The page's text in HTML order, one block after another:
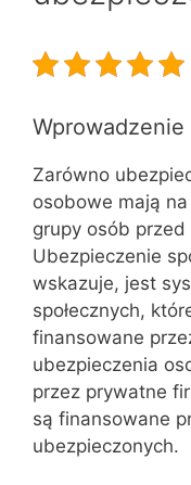
Wprowadzenie
Zarówno
osobowe mają
grupy osób
Ubezpieczenie
wskazuje, jest
społecznych,
finansowane
ubezpieczenia
przez prywatne
są finansowane
ubezpieczonych.